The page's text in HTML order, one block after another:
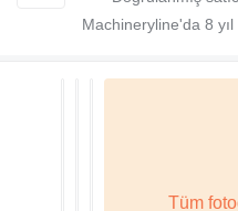
Machineryline'da 8 yıl